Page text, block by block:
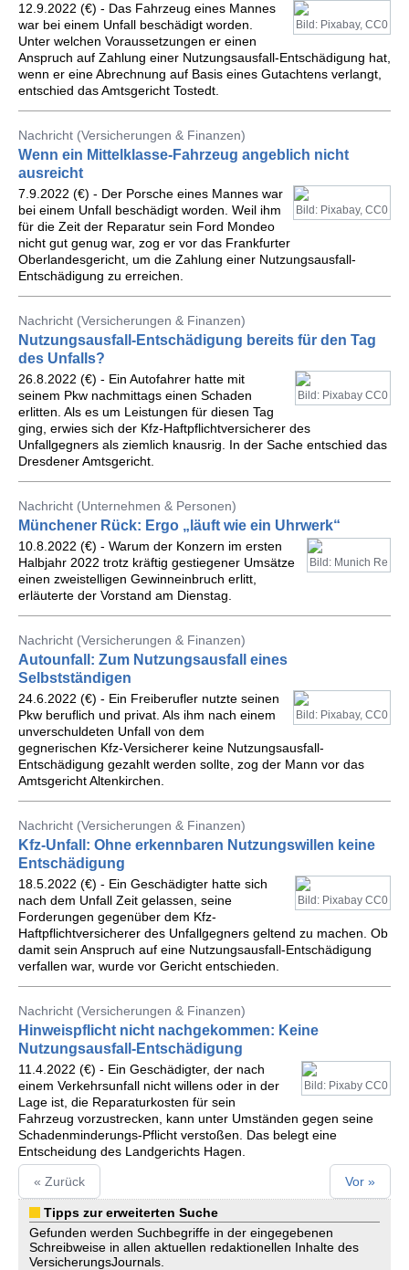
Bild: Pixabay, CC0
12.9.2022 (€) - Das Fahrzeug eines Mannes
war bei einem Unfall beschädigt worden.
Unter welchen Voraussetzungen er einen
Anspruch auf Zahlung einer Nutzungsausfall-Entschädigung hat,
wenn er eine Abrechnung auf Basis eines Gutachtens verlangt,
entschied das Amtsgericht Tostedt.
Nachricht (Versicherungen & Finanzen)
Wenn ein Mittelklasse-Fahrzeug angeblich nicht
ausreicht
Bild: Pixabay, CC0
7.9.2022 (€) - Der Porsche eines Mannes war
bei einem Unfall beschädigt worden. Weil ihm
für die Zeit der Reparatur sein Ford Mondeo
nicht gut genug war, zog er vor das Frankfurter
Oberlandesgericht, um die Zahlung einer Nutzungsausfall-
Entschädigung zu erreichen.
Nachricht (Versicherungen & Finanzen)
Nutzungsausfall-Entschädigung bereits für den Tag
des Unfalls?
Bild: Pixabay CC0
26.8.2022 (€) - Ein Autofahrer hatte mit
seinem Pkw nachmittags einen Schaden
erlitten. Als es um Leistungen für diesen Tag
ging, erwies sich der Kfz-Haftpflichtversicherer des
Unfallgegners als ziemlich knausrig. In der Sache entschied das
Dresdener Amtsgericht.
Nachricht (Unternehmen & Personen)
Münchener Rück: Ergo „läuft wie ein Uhrwerk“
Bild: Munich Re
10.8.2022 (€) - Warum der Konzern im ersten
Halbjahr 2022 trotz kräftig gestiegener Umsätze
einen zweistelligen Gewinneinbruch erlitt,
erläuterte der Vorstand am Dienstag.
Nachricht (Versicherungen & Finanzen)
Autounfall: Zum Nutzungsausfall eines
Selbstständigen
Bild: Pixabay, CC0
24.6.2022 (€) - Ein Freiberufler nutzte seinen
Pkw beruflich und privat. Als ihm nach einem
unverschuldeten Unfall von dem
gegnerischen Kfz-Versicherer keine Nutzungsausfall-
Entschädigung gezahlt werden sollte, zog der Mann vor das
Amtsgericht Altenkirchen.
Nachricht (Versicherungen & Finanzen)
Kfz-Unfall: Ohne erkennbaren Nutzungswillen keine
Entschädigung
Bild: Pixabay CC0
18.5.2022 (€) - Ein Geschädigter hatte sich
nach dem Unfall Zeit gelassen, seine
Forderungen gegenüber dem Kfz-
Haftpflichtversicherer des Unfallgegners geltend zu machen. Ob
damit sein Anspruch auf eine Nutzungsausfall-Entschädigung
verfallen war, wurde vor Gericht entschieden.
Nachricht (Versicherungen & Finanzen)
Hinweispflicht nicht nachgekommen: Keine
Nutzungsausfall-Entschädigung
Bild: Pixaby CC0
11.4.2022 (€) - Ein Geschädigter, der nach
einem Verkehrsunfall nicht willens oder in der
Lage ist, die Reparaturkosten für sein
Fahrzeug vorzustrecken, kann unter Umständen gegen seine
Schadenminderungs-Pflicht verstoßen. Das belegt eine
Entscheidung des Landgerichts Hagen.
« Zurück Vor »
Tipps zur erweiterten Suche
Gefunden werden Suchbegriffe in der eingegebenen
Schreibweise in allen aktuellen redaktionellen Inhalte des
VersicherungsJournals.